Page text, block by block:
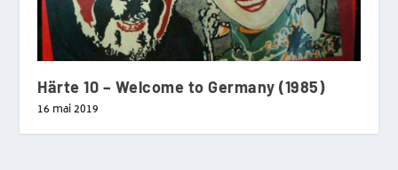
Härte 10 – Welcome to Germany (1985)
16 mai 2019